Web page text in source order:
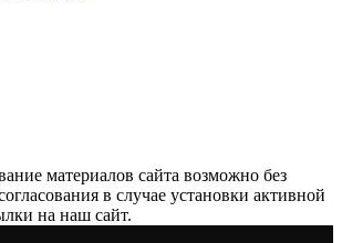
материалов сайта возможно без
в случае установки активной
на наш сайт.